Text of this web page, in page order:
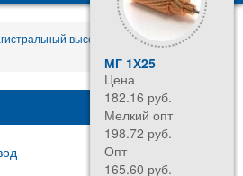
МГ 1Х25
Цена
182.16 руб.
Мелкий опт
198.72 руб.
Опт
165.60 руб.
высокочастотный кабель